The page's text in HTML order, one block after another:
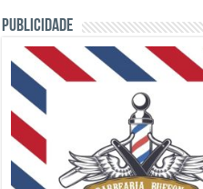
PUBLICIDADE